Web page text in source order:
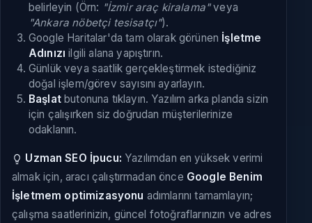
belirleyin (Örn: "İzmir araç kiralama"veya
"Ankara nöbetçi tesisatçı").
Google Haritalar'da tam olarak görünen İşletme
Adınızı ilgili alana yapıştırın.
Günlük veya saatlik gerçekleştirmek istediğiniz
doğal işlem/görev sayısını ayarlayın.
Başlatbutonuna tıklayın. Yazılım arka planda sizin
için çalışırken siz doğrudan müşterilerinize
odaklanın.
Uzman SEO İpucu: Yazılımdan en yüksek verimi
almak için, aracı çalıştırmadan önce Google Benim
İşletmem optimizasyonu adımlarını tamamlayın;
çalışma saatlerinizin, güncel fotoğraflarınızın ve adres